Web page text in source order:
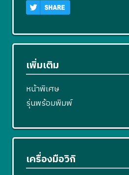
เพิ่มเติม
หน้าพิเศษ
รุ่นพร้อมพิมพ์
เครื่องมือวิกิ